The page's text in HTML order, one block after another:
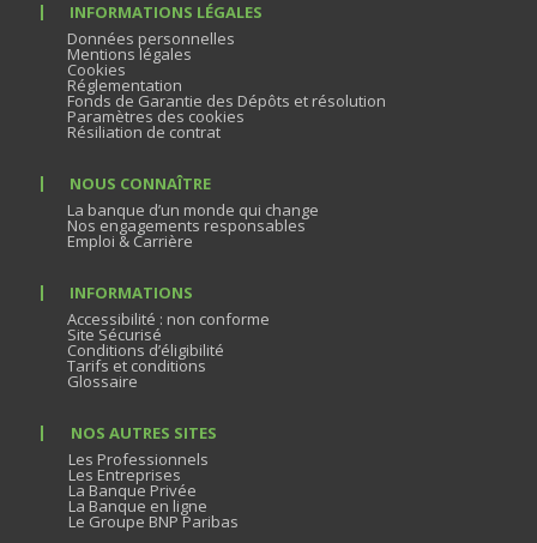
INFORMATIONS LÉGALES
Données personnelles
Mentions légales
Cookies
Réglementation
Fonds de Garantie des Dépôts et résolution
Paramètres des cookies
Résiliation de contrat
NOUS CONNAÎTRE
La banque d’un monde qui change
Nos engagements responsables
Emploi & Carrière
INFORMATIONS
Accessibilité : non conforme
Site Sécurisé
Conditions d’éligibilité
Tarifs et conditions
Glossaire
NOS AUTRES SITES
Les Professionnels
Les Entreprises
La Banque Privée
La Banque en ligne
Le Groupe BNP Paribas